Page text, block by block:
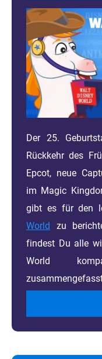
Der 25.
Rückkehr des
Epcot, neue
im Magic
gibt es für den
World
zu
findest Du alle
World